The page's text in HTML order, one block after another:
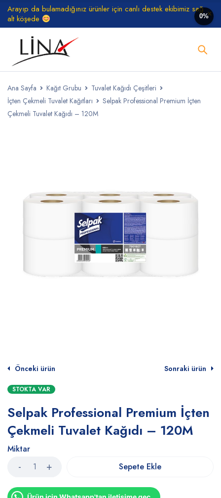
Arayıp da bulamadığınız ürünler için canlı destek ekibimiz sağ
alt köşede
Ana Sayfa Kağıt Grubu
Tuvalet Kağıdı Çeşitleri
İçten Çekmeli Tuvalet Kağıtları
Selpak Professional Premium İçten
Çekmeli Tuvalet Kağıdı – 120M
Önceki ürün Sonraki ürün
STOKTA VAR
Selpak Professional Premium İçten
Çekmeli Tuvalet Kağıdı – 120M
Miktar
Sepete Ekle
0%